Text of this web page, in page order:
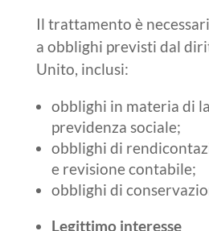
Il trattamento è
a obblighi previsti dal
Unito, inclusi:
obblighi in materia di
previdenza sociale;
obblighi di
e revisione contabile;
obblighi di
Legittimo interesse